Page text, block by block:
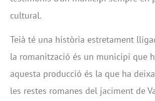
cultural.
Teià té una història estretament
la romanització és un municipi que
aquesta producció és la que ha
les restes romanes del jaciment de